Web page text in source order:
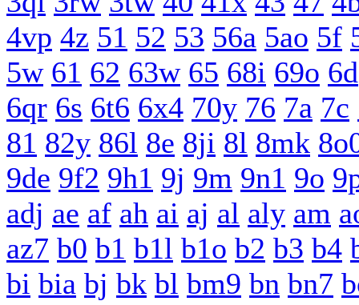
4vp 4z 51 52 53 56a 5ao 5f
5w 61 62 63w 65 68i 69o 6d
6qr 6s 6t6 6x4 70y 76 7a 7c
81 82y 86l 8e 8ji 8l 8mk
9de 9f2 9h1 9j 9m 9n1 9o
adj ae af ah ai aj al aly am
az7 b0 b1 b1l b1o b2 b3 b4
bi bia bj bk bl bm9 bn bn7